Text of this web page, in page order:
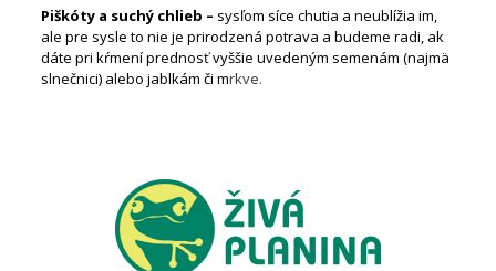
Piškóty a suchý chlieb – sysľom síce chutia a neublížia im,
ale pre sysle to nie je prirodzená potrava a budeme radi, ak
dáte pri kŕmení prednosť vyššie uvedeným semenám (najmä
slnečnici) alebo jablkám či mrkve.